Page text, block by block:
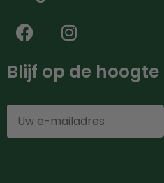
Blijf op de hoogte